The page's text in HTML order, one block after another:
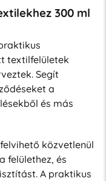
300 ml
textilfelületek
Segít
a
és más
közvetlenül
felülethez, és
A praktikus